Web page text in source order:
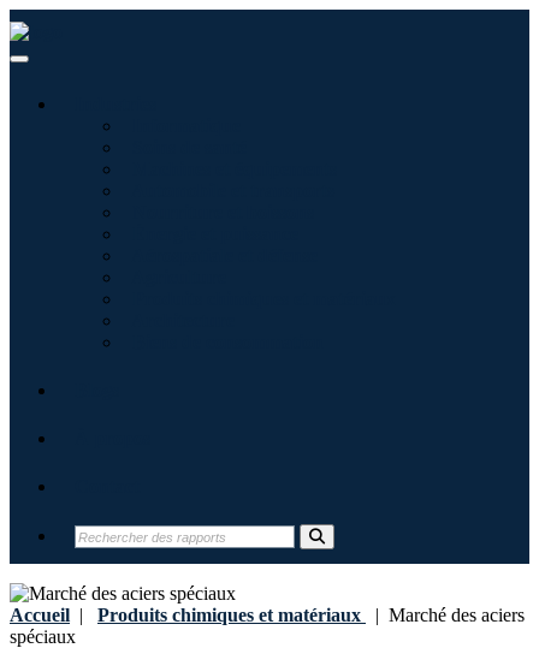
Accueil | Produits chimiques et matériaux | Marché des aciers
spéciaux